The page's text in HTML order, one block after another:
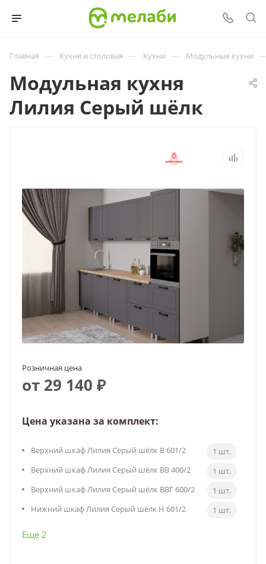
Главная — Кухня и столовая — Кухни — Модульные кухни
Модульная кухня
Лилия Серый шёлк
Розничная цена
от 29 140 ₽
Цена указана за комплект:
Верхний шкаф Лилия Серый шёлк В 601/2
1 шт.
Верхний шкаф Лилия Серый шёлк ВВ 400/2
1 шт.
Верхний шкаф Лилия Серый шёлк ВВГ 600/2
1 шт.
Нижний шкаф Лилия Серый шёлк Н 601/2
1 шт.
Еще 2